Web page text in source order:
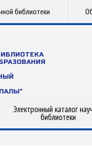
библиотеки
Электронный каталог
библиотеки